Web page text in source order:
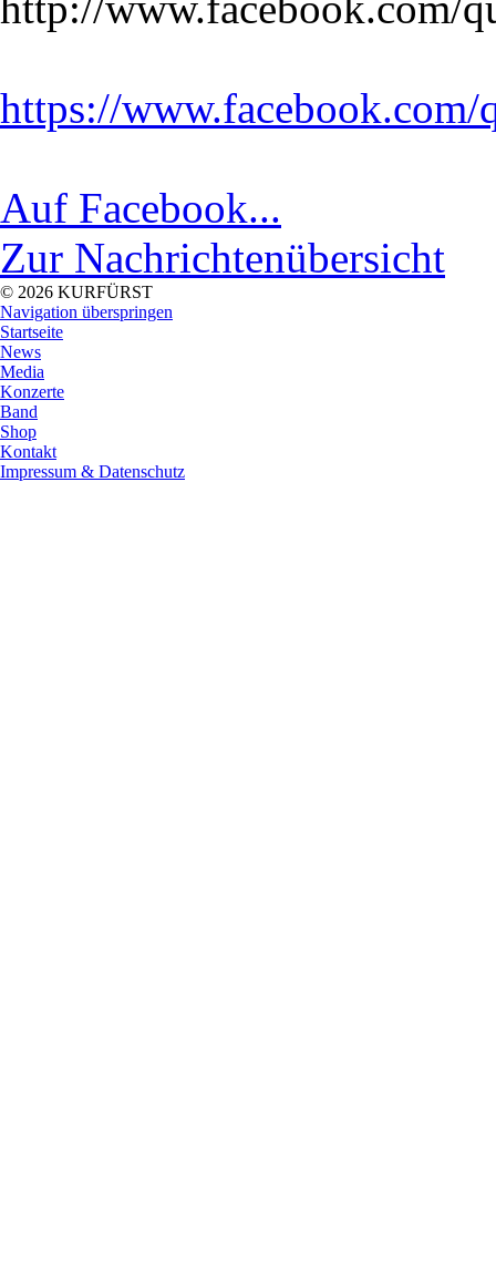
https://www.facebook.com/
Auf Facebook...
Zur Nachrichtenübersicht
© 2026 KURFÜRST
Navigation überspringen
Startseite
News
Media
Konzerte
Band
Shop
Kontakt
Impressum & Datenschutz